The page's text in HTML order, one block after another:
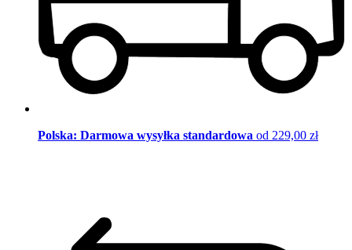
Polska: Darmowa wysyłka standardowa od 229,00 zł